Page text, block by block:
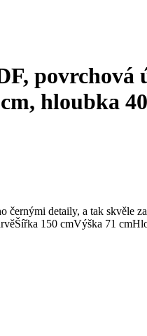
hloubka
černými detaily, a tak skvěle
Šířka 150 cmVýška 71 cm